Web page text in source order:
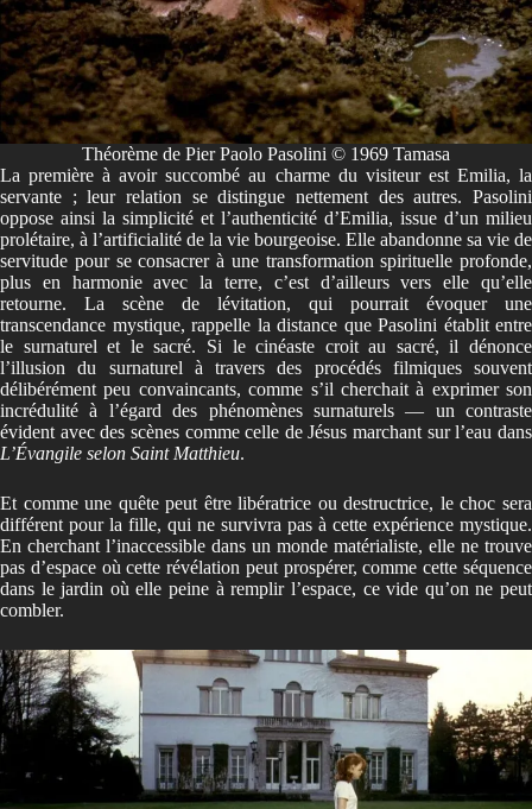
Théorème de Pier Paolo Pasolini © 1969 Tamasa
La première à avoir succombé au charme du visiteur est Emilia, la
servante ; leur relation se distingue nettement des autres. Pasolini
oppose ainsi la simplicité et l’authenticité d’Emilia, issue d’un milieu
prolétaire, à l’artificialité de la vie bourgeoise. Elle abandonne sa vie de
servitude pour se consacrer à une transformation spirituelle profonde,
plus en harmonie avec la terre, c’est d’ailleurs vers elle qu’elle
retourne. La scène de lévitation, qui pourrait évoquer une
transcendance mystique, rappelle la distance que Pasolini établit entre
le surnaturel et le sacré. Si le cinéaste croit au sacré, il dénonce
l’illusion du surnaturel à travers des procédés filmiques souvent
délibérément peu convaincants, comme s’il cherchait à exprimer son
incrédulité à l’égard des phénomènes surnaturels — un contraste
évident avec des scènes comme celle de Jésus marchant sur l’eau dans
L’Évangile selon Saint Matthieu.
Et comme une quête peut être libératrice ou destructrice, le choc sera
différent pour la fille, qui ne survivra pas à cette expérience mystique.
En cherchant l’inaccessible dans un monde matérialiste, elle ne trouve
pas d’espace où cette révélation peut prospérer, comme cette séquence
dans le jardin où elle peine à remplir l’espace, ce vide qu’on ne peut
combler.